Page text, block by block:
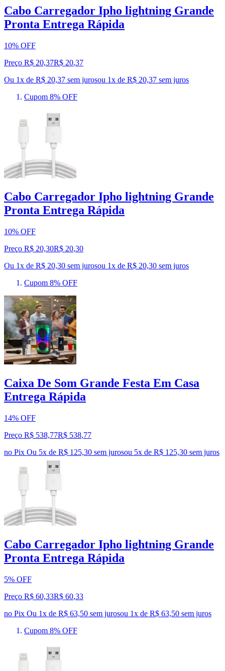
Cabo Carregador Ipho lightning Grande
Pronta Entrega Rápida
10% OFF
Preço R$ 20,37R$ 20,37
Ou 1x de R$ 20,37 sem jurosou 1x de R$ 20,37 sem juros
Cupom 8% OFF
Cabo Carregador Ipho lightning Grande
Pronta Entrega Rápida
10% OFF
Preço R$ 20,30R$ 20,30
Ou 1x de R$ 20,30 sem jurosou 1x de R$ 20,30 sem juros
Cupom 8% OFF
Caixa De Som Grande Festa Em Casa
Entrega Rápida
14% OFF
Preço R$ 538,77R$ 538,77
no Pix Ou 5x de R$ 125,30 sem jurosou 5x de R$ 125,30 sem juros
Cabo Carregador Ipho lightning Grande
Pronta Entrega Rápida
5% OFF
Preço R$ 60,33R$ 60,33
no Pix Ou 1x de R$ 63,50 sem jurosou 1x de R$ 63,50 sem juros
Cupom 8% OFF